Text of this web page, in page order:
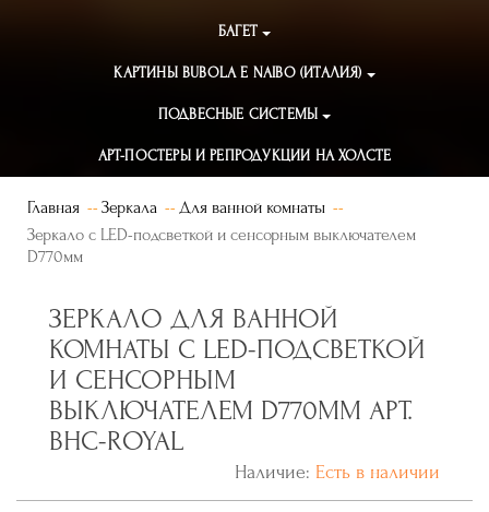
БАГЕТ
КАРТИНЫ BUBOLA E NAIBO (ИТАЛИЯ)
ПОДВЕСНЫЕ СИСТЕМЫ
АРТ-ПОСТЕРЫ И РЕПРОДУКЦИИ НА ХОЛСТЕ
Главная Зеркала
Для ванной комнаты
Зеркало с LED-подсветкой и сенсорным выключателем
D770мм
ЗЕРКАЛО ДЛЯ ВАННОЙ
КОМНАТЫ С LED-ПОДСВЕТКОЙ
И СЕНСОРНЫМ
ВЫКЛЮЧАТЕЛЕМ D770ММ АРТ.
BHC-ROYAL
Наличие: Есть в наличии